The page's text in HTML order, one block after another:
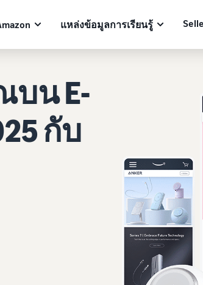
แหล่งข้อมูลการเรียนรู้
น E-
กับ